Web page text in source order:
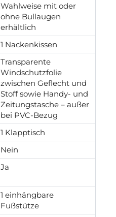
Wahlweise mit oder
ohne Bullaugen
erhältlich
1 Nackenkissen
Transparente
Windschutzfolie
zwischen Geflecht und
Stoff sowie Handy- und
Zeitungstasche – außer
bei PVC-Bezug
1 Klapptisch
Nein
Ja
1 einhängbare
Fußstütze